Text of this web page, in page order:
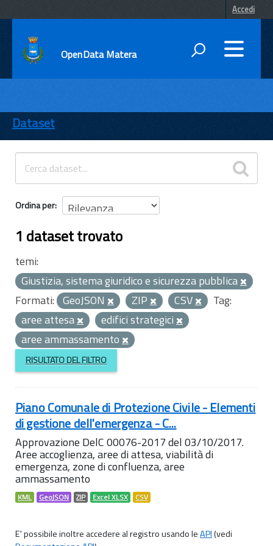
Accedi
OpenData Matera
ENTI
TEMI
INFORMAZIONI
Dataset
Ordina per
1 dataset trovato
temi:
Giustizia, sistema giuridico e sicurezza pubblica
Formati: GeoJSON ZIP CSV
Tag:
aree attesa
edifici strategici
aree ammassamento
RISULTATO DEL FILTRO
Piano Comunale di Protezione Civile - Elementi
di gestione dell'emergenza - C...
Approvazione DelC 00076-2017 del 03/10/2017.
Aree accoglienza, aree di attesa, viabilità di
emergenza, zone di confluenza, aree
ammassamento
KML GeoJSON ZIP Excel XLSX CSV
E' possibile inoltre accedere al registro usando leAPI(vedi